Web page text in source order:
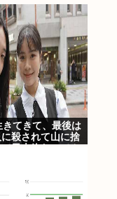
てきて、最後は
殺されて山に捨